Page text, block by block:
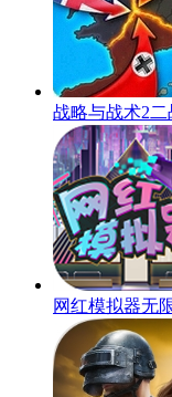
战略与战术2二
网红模拟器无